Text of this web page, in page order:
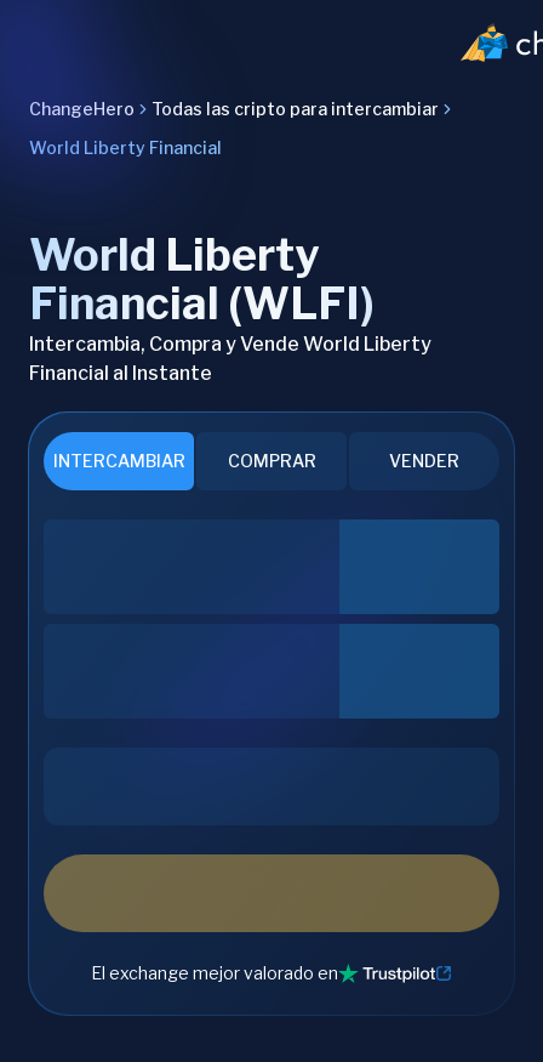
ChangeHero
Todas las cripto para intercambiar
World Liberty Financial
World Liberty
Financial (WLFI)
Intercambia, Compra y Vende World Liberty
Financial al Instante
INTERCAMBIAR COMPRAR VENDER
El exchange mejor valorado en